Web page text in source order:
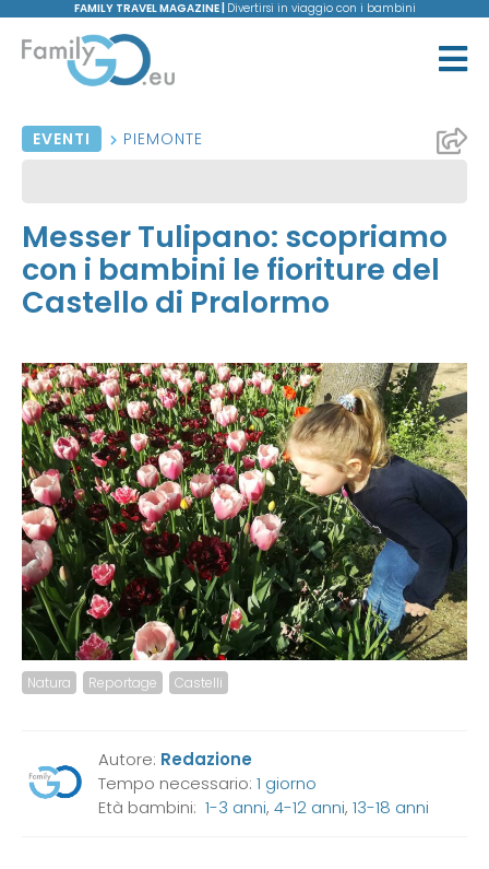
FAMILY TRAVEL MAGAZINE | Divertirsi in viaggio con i bambini
EVENTI PIEMONTE
Messer Tulipano: scopriamo
con i bambini le fioriture del
Castello di Pralormo
Natura Reportage Castelli
Autore: Redazione
Tempo necessario: 1 giorno
Età bambini: 1-3 anni, 4-12 anni, 13-18 anni